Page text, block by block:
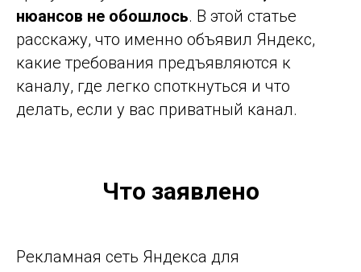
нюансов не обошлось. В этой статье
расскажу, что именно объявил Яндекс,
какие требования предъявляются к
каналу, где легко споткнуться и что
делать, если у вас приватный канал.
Что заявлено
Рекламная сеть Яндекса для